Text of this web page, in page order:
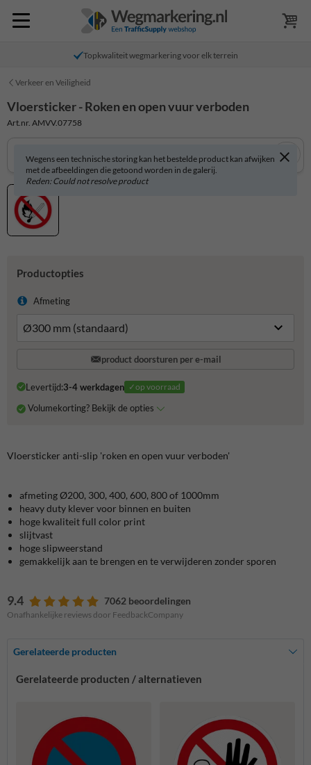
Topkwaliteit wegmarkering voor elk terrein
Verkeer en Veiligheid
Vloersticker - Roken en open vuur verboden
Art.nr. AMVV.07758
Wegens een technische storing kan het bestelde product kan afwijken
met de afbeeldingen die getoond worden in de galerij.
Reden: Could not resolve product
Productopties
Afmeting
product doorsturen per e-mail
Levertijd:3-4 werkdagen ✓op voorraad
Volumekorting? Bekijk de opties
Vloersticker anti-slip 'roken en open vuur verboden'
afmeting Ø200, 300, 400, 600, 800 of 1000mm
heavy duty klever voor binnen en buiten
hoge kwaliteit full color print
slijtvast
hoge slipweerstand
gemakkelijk aan te brengen en te verwijderen zonder sporen
9.4 7062 beoordelingen
Onafhankelijke reviews door FeedbackCompany
Gerelateerde producten
Gerelateerde producten / alternatieven